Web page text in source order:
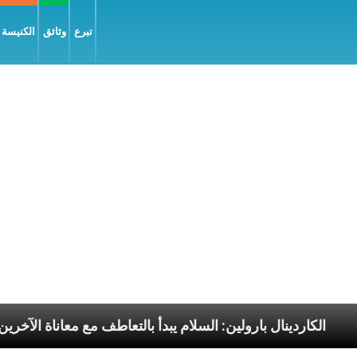
وثائق تبرع
الكاردينال بارولين: السلام يبدأ بالتعاطف مع